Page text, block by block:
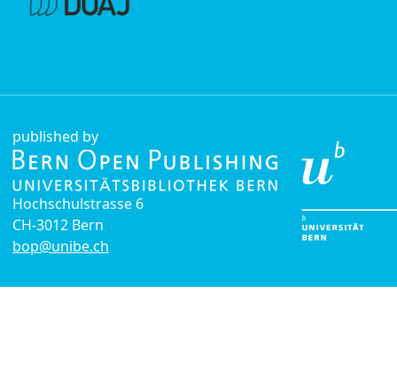
published by
Hochschulstrasse 6
CH-3012 Bern
bop@unibe.ch